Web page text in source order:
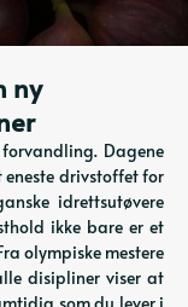
ny
Dagene
drivstoffet for
idrettsutøvere
ikke bare er et
olympiske mestere
disipliner viser at